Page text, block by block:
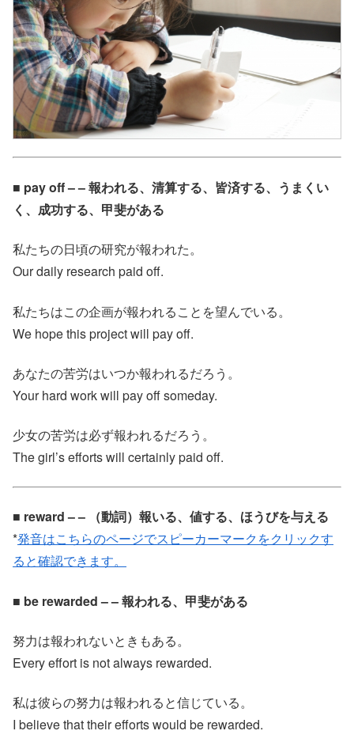
■ pay off – – 報われる、清算する、皆済する、うまくい
く、成功する、甲斐がある
私たちの日頃の研究が報われた。
Our daily research paid off.
私たちはこの企画が報われることを望んでいる。
We hope this project will pay off.
あなたの苦労はいつか報われるだろう。
Your hard work will pay off someday.
少女の苦労は必ず報われるだろう。
The girl’s efforts will certainly paid off.
■ reward – – （動詞）報いる、値する、ほうびを与える
*発音はこちらのページでスピーカーマークをクリックす
ると確認できます。
■ be rewarded – – 報われる、甲斐がある
努力は報われないときもある。
Every effort is not always rewarded.
私は彼らの努力は報われると信じている。
I believe that their efforts would be rewarded.